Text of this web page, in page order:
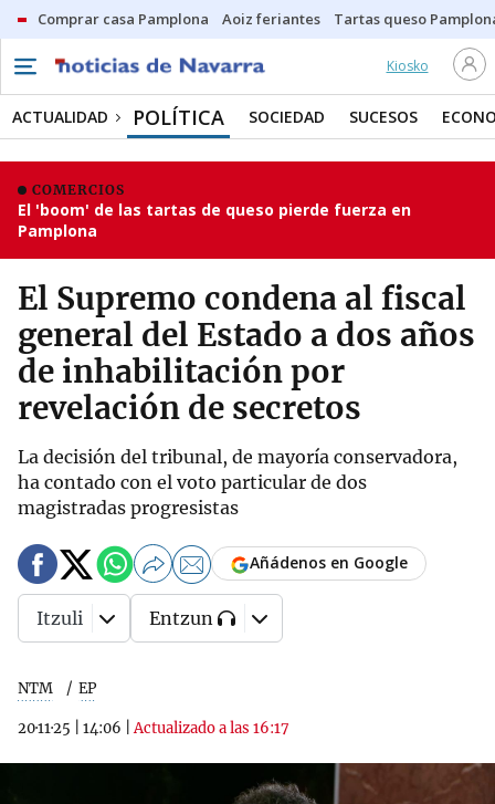
Comprar casa Pamplona Aoiz feriantes Tartas queso
Kiosko
ACTUALIDAD POLÍTICA SOCIEDAD SUCESOS
COMERCIOS
El 'boom' de las tartas de queso pierde fuerza en
Pamplona
El Supremo condena al fiscal
general del Estado a dos años
de inhabilitación por
revelación de secretos
La decisión del tribunal, de mayoría conservadora,
ha contado con el voto particular de dos
magistradas progresistas
NTM EP
20·11·25 14:06 |Actualizado a las 16:17
Añádenos en Google
Itzuli Entzun